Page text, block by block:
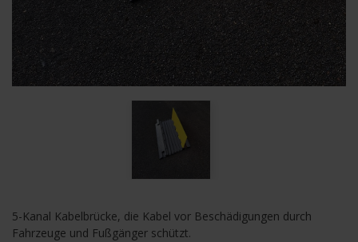
5-Kanal Kabelbrücke, die Kabel vor Beschädigungen durch
Fahrzeuge und Fußgänger schützt.